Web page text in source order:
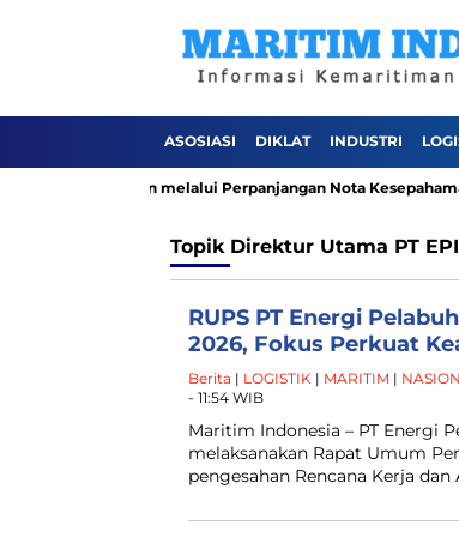
ASOSIASI DIKLAT INDUSTRI
Perusahaan melalui Perpanjangan Nota Kesepahaman
Topik Direktur Utama PT EPI
RUPS PT Energi
2026, Fokus Perkuat
Berita | LOGISTIK | MARITIM |
- 11:54 WIB
Maritim Indonesia – PT Energi
melaksanakan Rapat Umum
pengesahan Rencana Kerja